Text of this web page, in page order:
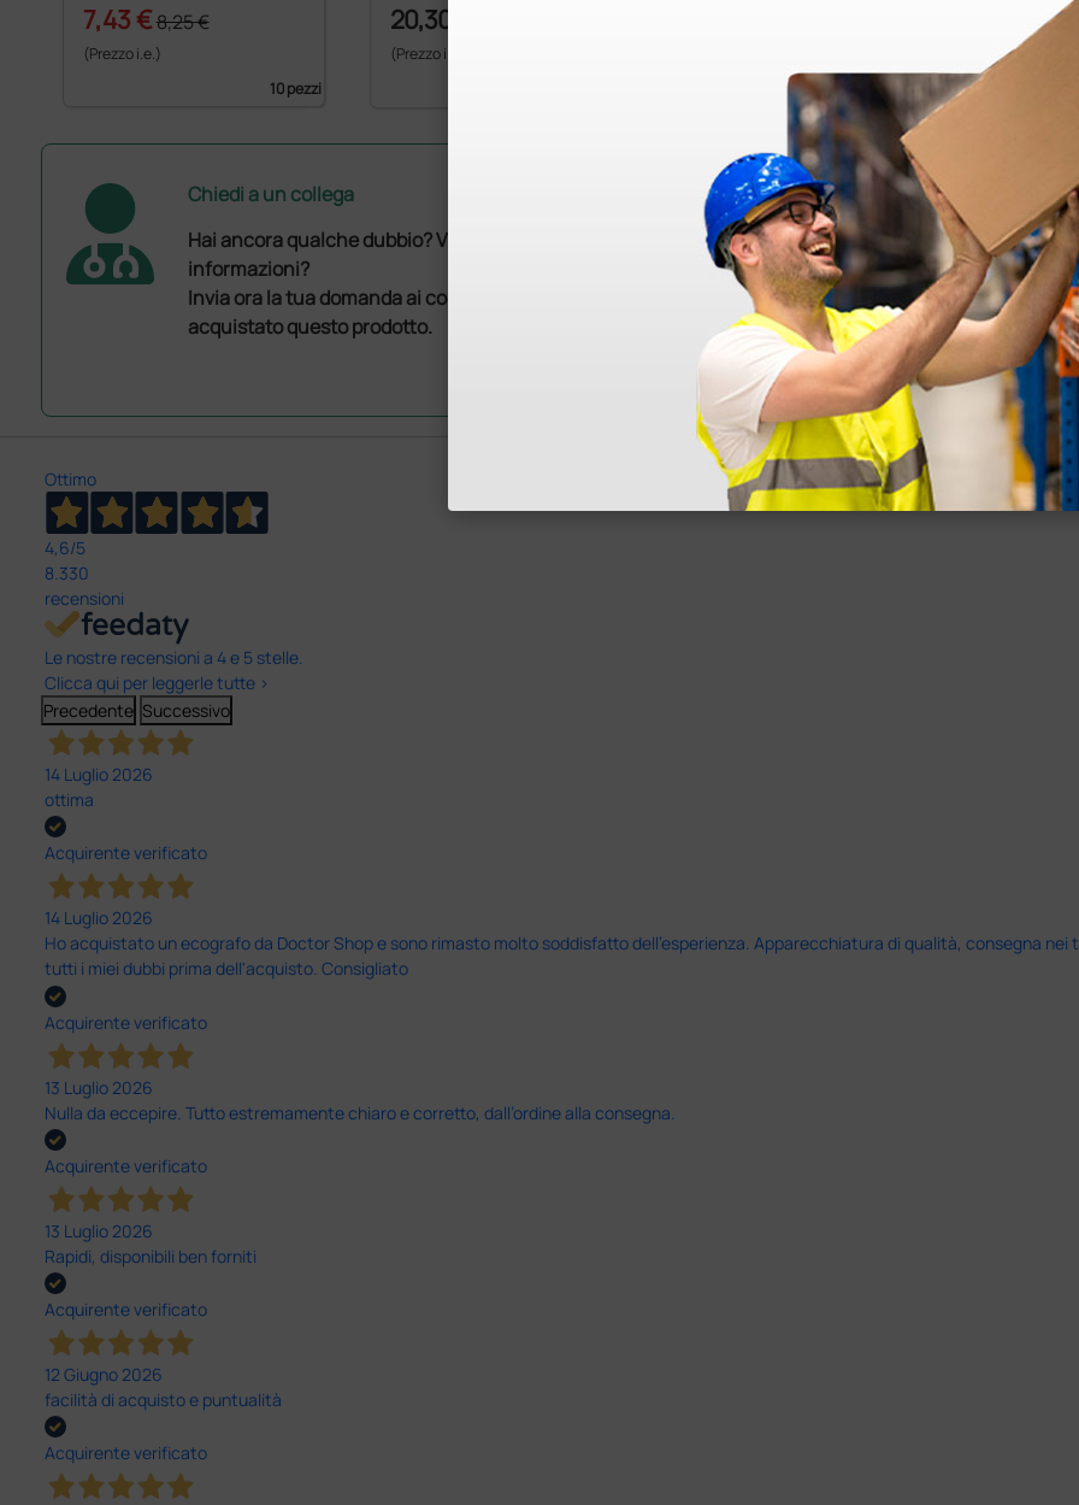
7,43 €8,25 €
(Prezzo i.e.)
10 pezzi
20,30 €
(Prezzo i.e.)
1 rotolo
5,69
(Prezzo
Chiedi a un collega
Hai ancora qualche dubbio? Vuoi ulteriori
informazioni?
Invia ora la tua domanda ai colleghi che hanno già
acquistato questo prodotto.
Ottimo
4,6/5
8.330
recensioni
Le nostre recensioni a 4 e 5 stelle.
Clicca qui per leggerle tutte >
Precedente Successivo
14 Luglio 2026
ottima
Acquirente verificato
14 Luglio 2026
Ho acquistato un ecografo da Doctor Shop e sono rimasto molto soddisfatto dell'esperienza. Apparecchiatura di qualità, consegna
tutti i miei dubbi prima dell'acquisto. Consigliato
Acquirente verificato
13 Luglio 2026
Nulla da eccepire. Tutto estremamente chiaro e corretto, dall’ordine alla consegna.
Acquirente verificato
13 Luglio 2026
Rapidi, disponibili ben forniti
Acquirente verificato
12 Giugno 2026
facilità di acquisto e puntualità
Acquirente verificato